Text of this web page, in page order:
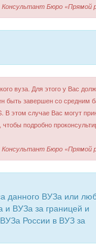
Консультант Бюро «Прямой
вуза. Для этого у Вас
быть завершен со средним
В этом случае Вас могут
подробно
Консультант Бюро «Прямой
данного ВУЗа или
и ВУЗа за границей и
России в ВУЗ за